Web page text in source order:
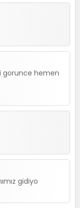
gorunce hemen
gidiyo